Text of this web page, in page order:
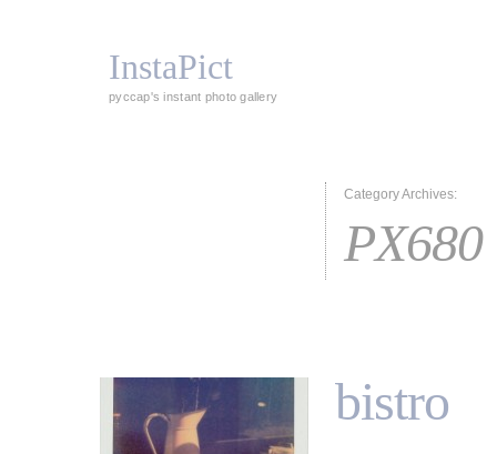
InstaPict
pyccap's instant photo gallery
Category Archives:
PX680
bistro